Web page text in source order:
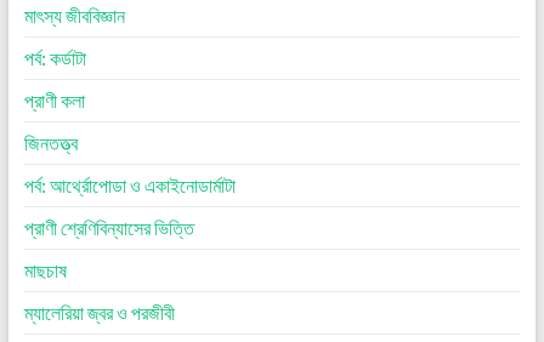
মাৎস্য জীববিজ্ঞান
পর্ব: কর্ডাটা
প্রাণী কলা
জিনতত্ত্ব
পর্ব: আর্থ্রোপোডা ও একাইনোডার্মাটা
প্রাণী শ্রেণিবিন্যাসের ভিত্তি
মাছচাষ
ম্যালেরিয়া জ্বর ও পরজীবী